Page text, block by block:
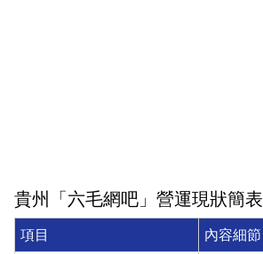
貴州「六毛網吧」營運現狀簡表
項目 內容細節